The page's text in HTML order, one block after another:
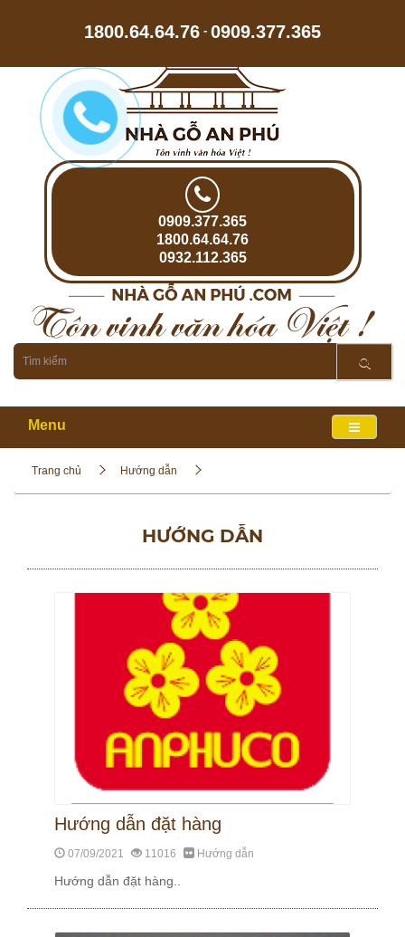
1800.64.64.76 - 0909.377.365
0909.377.365
1800.64.64.76
0932.112.365
Menu
Trang chủ Hướng dẫn
HƯỚNG DẪN
Hướng dẫn đặt hàng
07/09/2021 11016 Hướng dẫn
Hướng dẫn đặt hàng..